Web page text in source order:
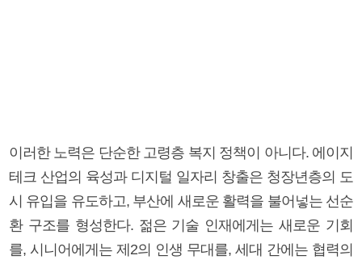
이러한 노력은 단순한 고령층 복지 정책이 아니다. 에이지
테크 산업의 육성과 디지털 일자리 창출은 청장년층의 도
시 유입을 유도하고, 부산에 새로운 활력을 불어넣는 선순
환 구조를 형성한다. 젊은 기술 인재에게는 새로운 기회
를, 시니어에게는 제2의 인생 무대를, 세대 간에는 협력의